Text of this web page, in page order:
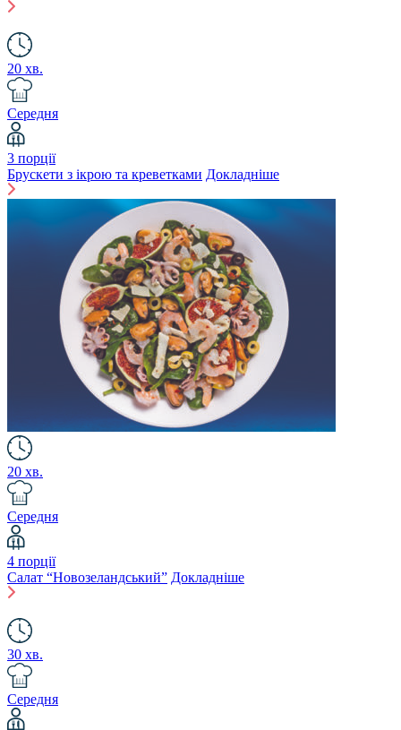
20 хв.
Середня
3 порції
Брускети з ікрою та креветками Докладніше
20 хв.
Середня
4 порції
Салат “Новозеландський” Докладніше
30 хв.
Середня